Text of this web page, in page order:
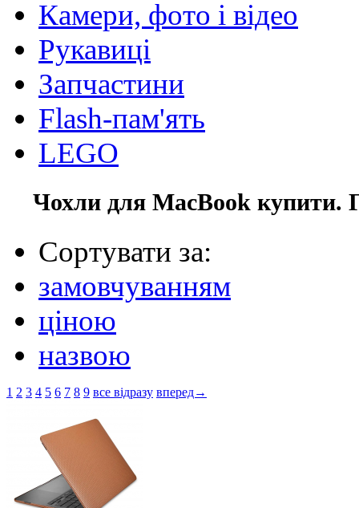
Камери, фото і відео
Рукавиці
Запчастини
Flash-пам'ять
LEGO
Чохли для MacBook купити.
Сортувати за:
замовчуванням
ціною
назвою
1 2 3 4 5 6 7 8 9 все відразу вперед→